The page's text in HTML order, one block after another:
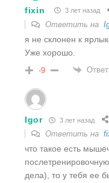
fixin 3 лет назад
Ответить на
я не склонен к
Уже хорошо.
-9
Igor 3 лет назад
Ответить на
что такое есть
дела), то у тебя ее